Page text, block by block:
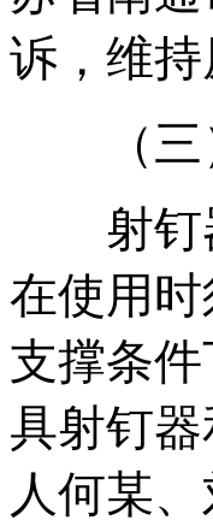
诉，维持
（三
射钉器
在使用
支撑条
具射钉
人何某